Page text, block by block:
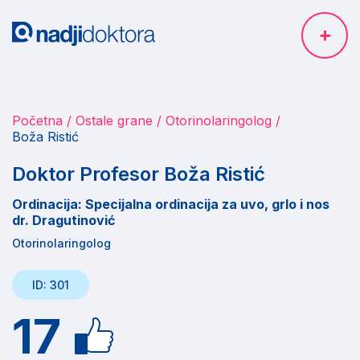
Početna Ostale grane
Otorinolaringolog
Boža Ristić
Doktor Profesor Boža Ristić
Ordinacija: Specijalna ordinacija za uvo, grlo i nos
dr. Dragutinović
Otorinolaringolog
ID: 301
17